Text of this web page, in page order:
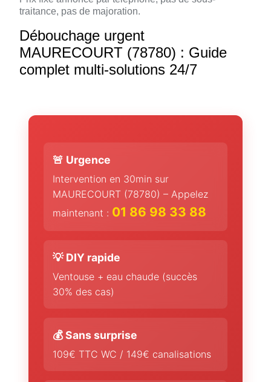
traitance, pas de majoration.
Débouchage urgent
MAURECOURT (78780) : Guide
complet multi-solutions 24/7
🚨 Urgence
Intervention en 30min sur
MAURECOURT (78780) – Appelez
maintenant : 01 86 98 33 88
💡 DIY rapide
Ventouse + eau chaude (succès
30% des cas)
💰 Sans surprise
109€ TTC WC / 149€ canalisations